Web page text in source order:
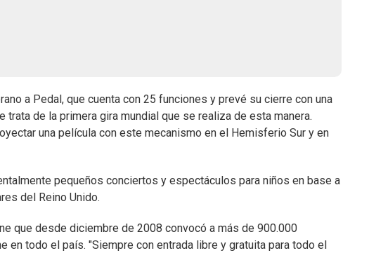
a Pedal, que cuenta con 25 funciones y prevé su cierre con una
de la primera gira mundial que se realiza de esta manera.
una película con este mecanismo en el Hemisferio Sur y en
pequeños conciertos y espectáculos para niños en base a
del Reino Unido.
que desde diciembre de 2008 convocó a más de 900.000
todo el país. "Siempre con entrada libre y gratuita para todo el